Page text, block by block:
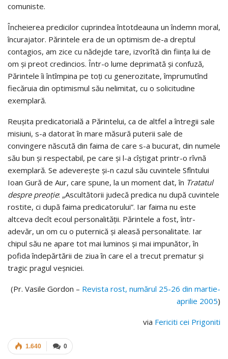
comuniste.
Încheierea predicilor cuprindea întotdeauna un îndemn moral,
încurajator. Părintele era de un optimism de-a dreptul
contagios, am zice cu nădejde tare, izvorîtă din fiinţa lui de
om şi preot credincios. Într-o lume deprimată şi confuză,
Părintele îi întîmpina pe toţi cu generozitate, împrumutînd
fiecăruia din optimismul său nelimitat, cu o solicitudine
exemplară.
Reuşita predicatorială a Părintelui, ca de altfel a întregii sale
misiuni, s-a datorat în mare măsură puterii sale de
convingere născută din faima de care s-a bucurat, din numele
său bun şi respectabil, pe care şi l-a cîştigat printr-o rîvnă
exemplară. Se adevereşte şi-n cazul său cuvintele Sfîntului
Ioan Gură de Aur, care spune, la un moment dat, în Tratatul
despre preoţie: „Ascultătorii judecă predica nu după cuvintele
rostite, ci după faima predicatorului”. Iar faima nu este
altceva decît ecoul personalităţii. Părintele a fost, într-
adevăr, un om cu o puternică şi aleasă personalitate. Iar
chipul său ne apare tot mai luminos şi mai impunător, în
pofida îndepărtării de ziua în care el a trecut prematur şi
tragic pragul veşniciei.
(Pr. Vasile Gordon – Revista rost, numărul 25-26 din martie-
aprilie 2005)
via Fericiti cei Prigoniti
0
1.640